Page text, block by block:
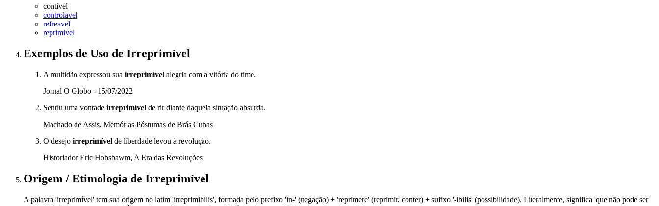
contivel
controlavel
refreavel
reprimivel
Exemplos de Uso de Irreprimível
A multidão expressou sua irreprimível alegria com a vitória do time.
Jornal O Globo - 15/07/2022
Sentiu uma vontade irreprimível de rir diante daquela situação absurda.
Machado de Assis, Memórias Póstumas de Brás Cubas
O desejo irreprimível de liberdade levou à revolução.
Historiador Eric Hobsbawm, A Era das Revoluções
Origem / Etimologia de Irreprimível
A palavra 'irreprimível' tem sua origem no latim 'irreprimibilis', formada pelo prefixo 'in-' (negação) + 'reprimere' (reprimir, conter) + sufixo '-ibilis' (possibilidade). Literalmente, significa 'que não pode ser